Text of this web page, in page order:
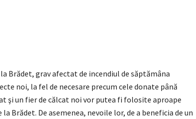
Brădet, grav afectat de incendiul de săptămâna
noi, la fel de necesare precum cele donate până
şi un fier de călcat noi vor putea fi folosite aproape
Brădet. De asemenea, nevoile lor, de a beneficia de un